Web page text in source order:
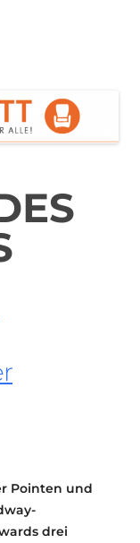
Pointen und
drei